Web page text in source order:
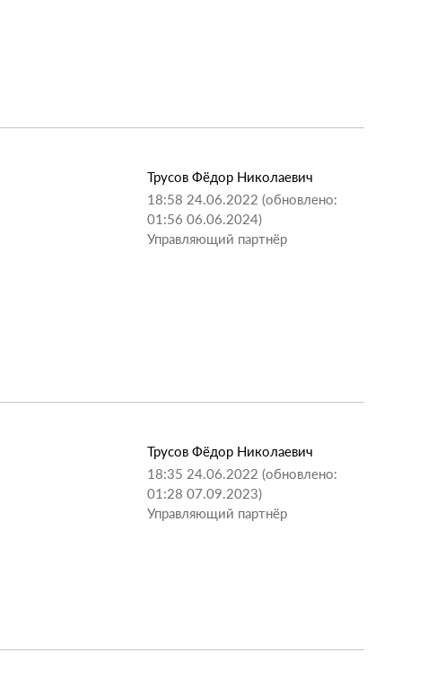
Трусов Фёдор Николаевич
18:58 24.06.2022 (обновлено:
01:56 06.06.2024)
Управляющий партнёр
Трусов Фёдор Николаевич
18:35 24.06.2022 (обновлено:
01:28 07.09.2023)
Управляющий партнёр